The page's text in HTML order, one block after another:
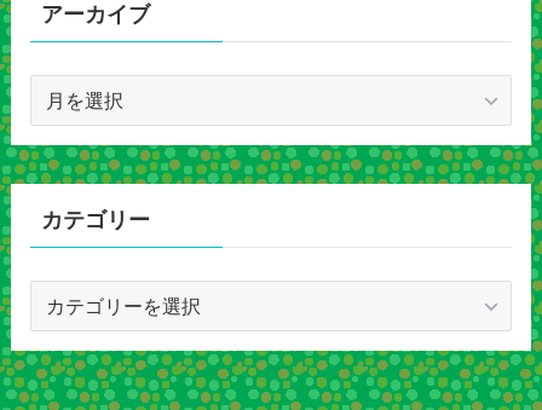
アーカイブ
カ
イ
カテゴリー
ゴ
リ